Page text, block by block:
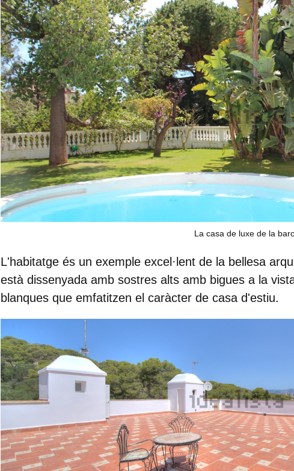
La casa de luxe de la
L'habitatge és un exemple excel·lent de la bellesa
està dissenyada amb sostres alts amb bigues a la
blanques que emfatitzen el caràcter de casa d'estiu.